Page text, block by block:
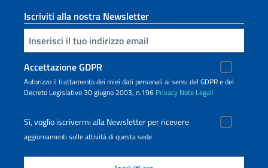
Iscriviti alla nostra Newsletter
Inserisci la tua email
Accettazione GDPR
Autorizzo il trattamento dei miei dati personali ai sensi del GDPR e del
Decreto Legislativo 30 giugno 2003, n.196 Privacy Note Legali
Sì, voglio iscrivermi alla Newsletter per ricevere
aggiornamenti sulle attività di questa sede